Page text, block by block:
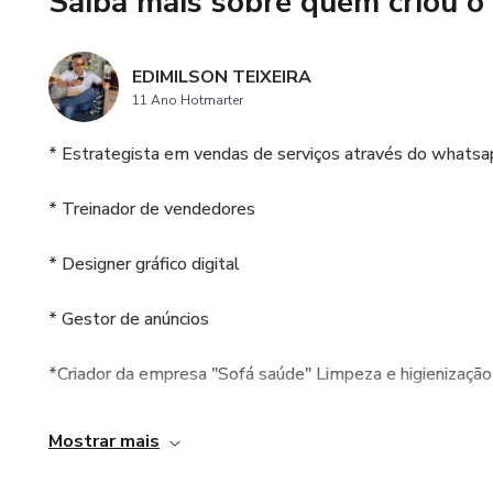
✔️Pode ser usado no META
EDIMILSON TEIXEIRA
11 Ano Hotmarter
* Estrategista em vendas de serviços através do
* Treinador de vendedores
* Designer gráfico digital
* Gestor de anúncios
*Criador da empresa "Sofá saúde" Limpeza e
*Criador da empresa "G4S Solutions" Agencia de
Mostrar mais